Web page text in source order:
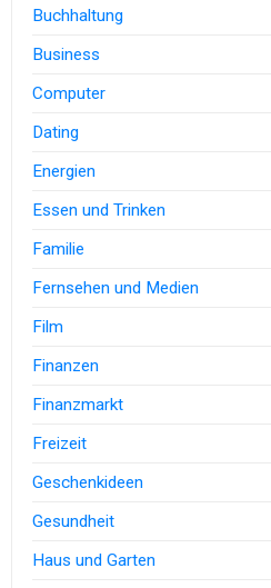
Buchhaltung
Business
Computer
Dating
Energien
Essen und Trinken
Familie
Fernsehen und Medien
Film
Finanzen
Finanzmarkt
Freizeit
Geschenkideen
Gesundheit
Haus und Garten